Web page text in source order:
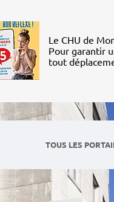
Le CHU de
Pour garantir
tout
TOUS LES